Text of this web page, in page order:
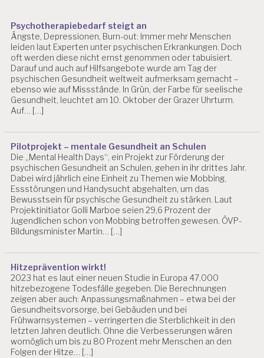
Psychotherapiebedarf steigt an
Ängste, Depressionen, Burn-out: Immer mehr Menschen
leiden laut Experten unter psychischen Erkrankungen. Doch
oft werden diese nicht ernst genommen oder tabuisiert.
Darauf und auch auf Hilfsangebote wurde am Tag der
psychischen Gesundheit weltweit aufmerksam gemacht –
ebenso wie auf Missstände. In Grün, der Farbe für seelische
Gesundheit, leuchtet am 10. Oktober der Grazer Uhrturm.
Auf… […]
Pilotprojekt – mentale Gesundheit an Schulen
Die „Mental Health Days“, ein Projekt zur Förderung der
psychischen Gesundheit an Schulen, gehen in ihr drittes Jahr.
Dabei wird jährlich eine Einheit zu Themen wie Mobbing,
Essstörungen und Handysucht abgehalten, um das
Bewusstsein für psychische Gesundheit zu stärken. Laut
Projektinitiator Golli Marboe seien 29,6 Prozent der
Jugendlichen schon von Mobbing betroffen gewesen. ÖVP-
Bildungsminister Martin… […]
Hitzeprävention wirkt!
2023 hat es laut einer neuen Studie in Europa 47.000
hitzebezogene Todesfälle gegeben. Die Berechnungen
zeigen aber auch: Anpassungsmaßnahmen – etwa bei der
Gesundheitsvorsorge, bei Gebäuden und bei
Frühwarnsystemen – verringerten die Sterblichkeit in den
letzten Jahren deutlich. Ohne die Verbesserungen wären
womöglich um bis zu 80 Prozent mehr Menschen an den
Folgen der Hitze… […]